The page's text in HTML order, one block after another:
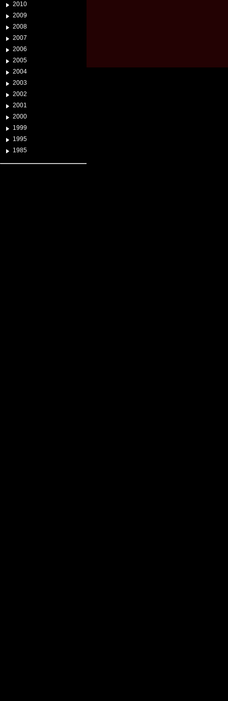
2010
2009
2008
2007
2006
2005
2004
2003
2002
2001
2000
1999
1995
1985